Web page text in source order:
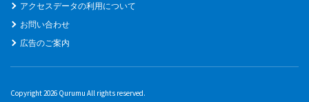
アクセスデータの利用について
お問い合わせ
広告のご案内
Copyright 2026 Qurumu All rights reserved.